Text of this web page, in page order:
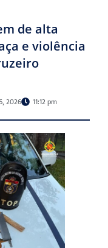
de alta
e violência
2026 11:12 pm